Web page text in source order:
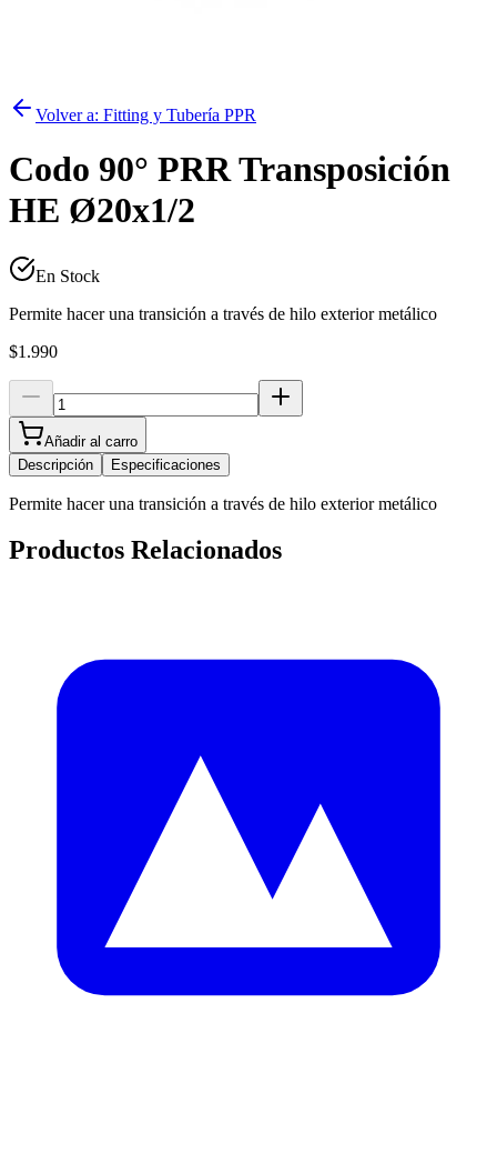
Volver a: Fitting y Tubería PPR
Codo 90° PRR Transposición
HE Ø20x1/2
En Stock
Permite hacer una transición a través de hilo exterior metálico
$1.990
Añadir al carro
Descripción
Especificaciones
Permite hacer una transición a través de hilo exterior metálico
Productos Relacionados